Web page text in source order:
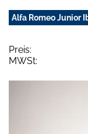
Alfa Romeo Junior
Preis:
MWSt: